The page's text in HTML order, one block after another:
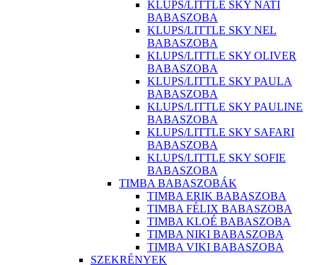
KLUPS/LITTLE SKY NATI
BABASZOBA
KLUPS/LITTLE SKY NEL
BABASZOBA
KLUPS/LITTLE SKY OLIVER
BABASZOBA
KLUPS/LITTLE SKY PAULA
BABASZOBA
KLUPS/LITTLE SKY PAULINE
BABASZOBA
KLUPS/LITTLE SKY SAFARI
BABASZOBA
KLUPS/LITTLE SKY SOFIE
BABASZOBA
TIMBA BABASZOBÁK
TIMBA ERIK BABASZOBA
TIMBA FÉLIX BABASZOBA
TIMBA KLOÉ BABASZOBA
TIMBA NIKI BABASZOBA
TIMBA VIKI BABASZOBA
SZEKRÉNYEK